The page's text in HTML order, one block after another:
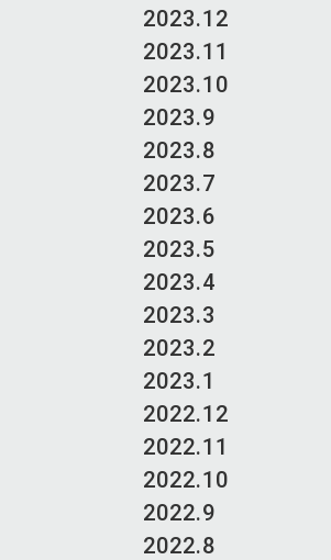
2023.12
2023.11
2023.10
2023.9
2023.8
2023.7
2023.6
2023.5
2023.4
2023.3
2023.2
2023.1
2022.12
2022.11
2022.10
2022.9
2022.8